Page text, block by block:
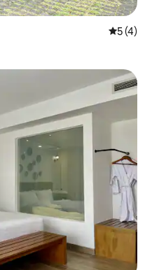
5 (4)